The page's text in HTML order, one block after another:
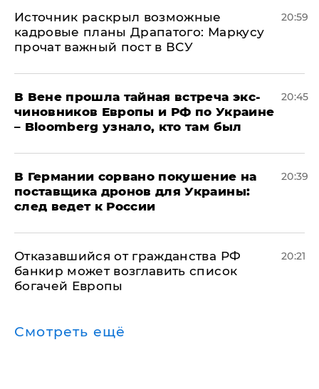
​Источник раскрыл возможные
кадровые планы Драпатого: Маркусу
прочат важный пост в ВСУ
20:59
В Вене прошла тайная встреча экс-
чиновников Европы и РФ по Украине
– Bloomberg узнало, кто там был
20:45
​В Германии сорвано покушение на
поставщика дронов для Украины:
след ведет к России
20:39
Отказавшийся от гражданства РФ
банкир может возглавить список
богачей Европы
20:21
Смотреть ещё